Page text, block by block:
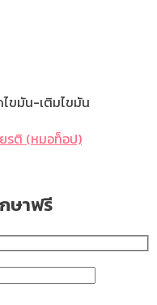
ขมัน-เติมไขมัน
รติ (หมอท็อป)
ษาฟรี